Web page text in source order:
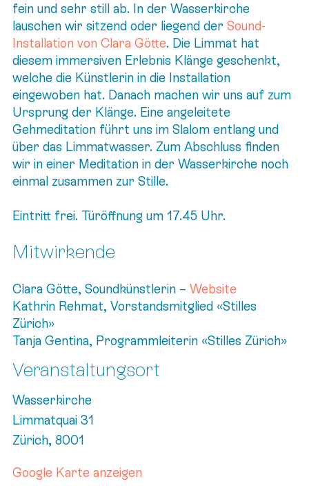
fein und sehr still ab. In der Wasserkirche
lauschen wir sitzend oder liegend der Sound-
Installation von Clara Götte. Die Limmat hat
diesem immersiven Erlebnis Klänge geschenkt,
welche die Künstlerin in die Installation
eingewoben hat. Danach machen wir uns auf zum
Ursprung der Klänge. Eine angeleitete
Gehmeditation führt uns im Slalom entlang und
über das Limmatwasser. Zum Abschluss finden
wir in einer Meditation in der Wasserkirche noch
einmal zusammen zur Stille.
Eintritt frei. Türöffnung um 17.45 Uhr.
Mitwirkende
Clara Götte, Soundkünstlerin – Website
Kathrin Rehmat, Vorstandsmitglied «Stilles
Zürich»
Tanja Gentina, Programmleiterin «Stilles Zürich»
Veranstaltungsort
Wasserkirche
Limmatquai 31
Zürich, 8001
Google Karte anzeigen